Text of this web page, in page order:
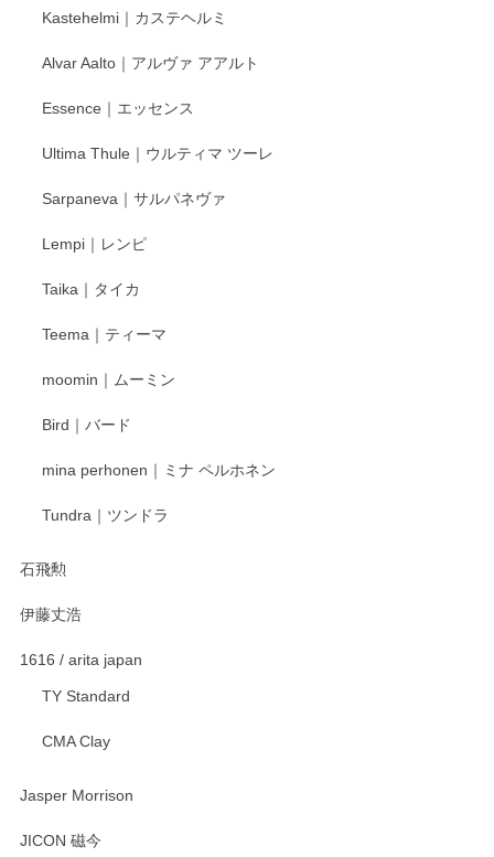
Kastehelmi｜カステヘルミ
Alvar Aalto｜アルヴァ アアルト
Essence｜エッセンス
Ultima Thule｜ウルティマ ツーレ
Sarpaneva｜サルパネヴァ
Lempi｜レンピ
Taika｜タイカ
Teema｜ティーマ
moomin｜ムーミン
Bird｜バード
mina perhonen｜ミナ ペルホネン
Tundra｜ツンドラ
石飛勲
伊藤丈浩
1616 / arita japan
TY Standard
CMA Clay
Jasper Morrison
JICON 磁今